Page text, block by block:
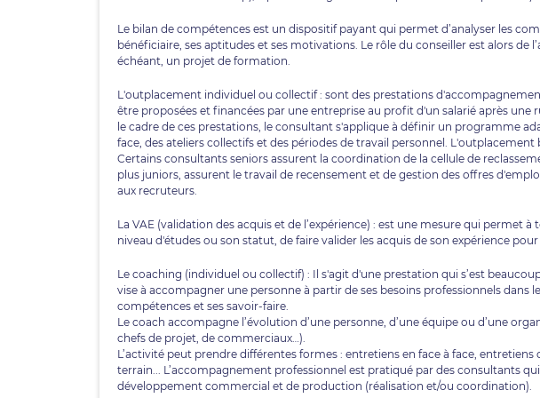
Le bilan de compétences est un dispositif payant qui permet d’analyser les
bénéficiaire, ses aptitudes et ses motivations. Le rôle du conseiller est alors de
échéant, un projet de formation.
L'outplacement individuel ou collectif : sont des prestations
être proposées et financées par une entreprise au profit d'un salarié après
le cadre de ces prestations, le consultant s'applique à définir un programme
face, des ateliers collectifs et des périodes de travail personnel.
Certains consultants seniors assurent la coordination de la cellule de
plus juniors, assurent le travail de recensement et de gestion des offres
aux recruteurs.
La VAE (validation des acquis et de l’expérience) : est une mesure qui permet
niveau d'études ou son statut, de faire valider les acquis de son expérience
Le coaching (individuel ou collectif) : Il s'agit d'une prestation qui s’est
vise à accompagner une personne à partir de ses besoins professionnels dans
compétences et ses savoir-faire.
Le coach accompagne l’évolution d’une personne, d’une équipe ou d’une
chefs de projet, de commerciaux…).
L’activité peut prendre différentes formes : entretiens en face à face,
terrain... L’accompagnement professionnel est pratiqué par des consultants
développement commercial et de production (réalisation et/ou coordination).